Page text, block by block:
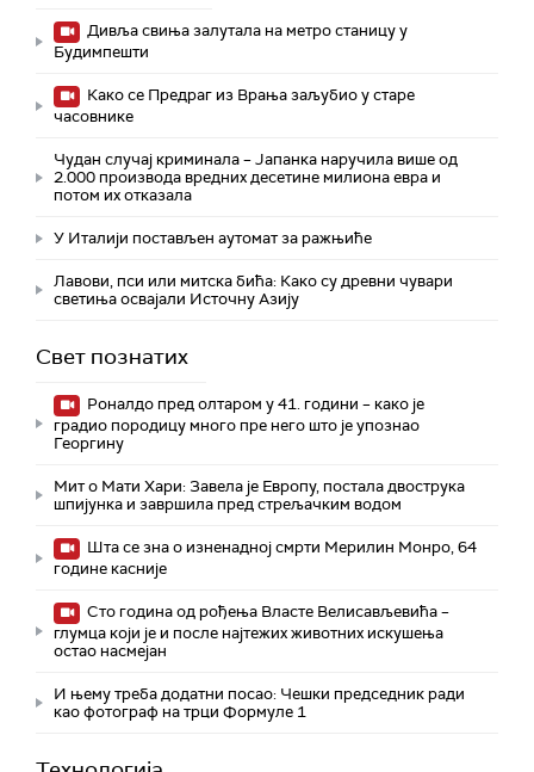
Дивља свиња залутала на метро станицу у
Будимпешти
Како се Предраг из Врања заљубио у старе
часовнике
Чудан случај криминала – Јапанка наручила више од
2.000 производа вредних десетине милиона евра и
потом их отказала
У Италији постављен аутомат за ражњиће
Лавови, пси или митска бића: Како су древни чувари
светиња освајали Источну Азију
Свет познатих
Роналдо пред олтаром у 41. години – како је
градио породицу много пре него што је упознао
Георгину
Мит о Мати Хари: Завела је Европу, постала двострука
шпијунка и завршила пред стрељачким водом
Шта се зна о изненадној смрти Мерилин Монро, 64
године касније
Сто година од рођења Власте Велисављевића –
глумца који је и после најтежих животних искушења
остао насмејан
И њему треба додатни посао: Чешки председник ради
као фотограф на трци Формуле 1